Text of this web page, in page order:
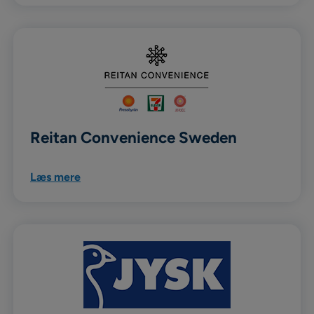
Reitan Convenience Sweden
Læs mere